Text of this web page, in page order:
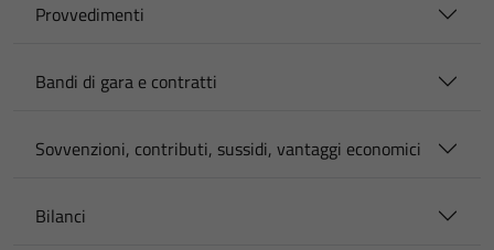
Provvedimenti
Bandi di gara e contratti
Sovvenzioni, contributi, sussidi, vantaggi economici
Bilanci